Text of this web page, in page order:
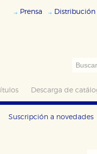
Prensa Distribución
Descarga de
Suscripción a novedades